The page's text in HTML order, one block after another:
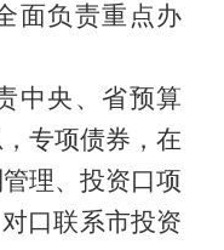
面负责重点办
中央、省预算
专项债券，在
理、投资口项
口联系市投资